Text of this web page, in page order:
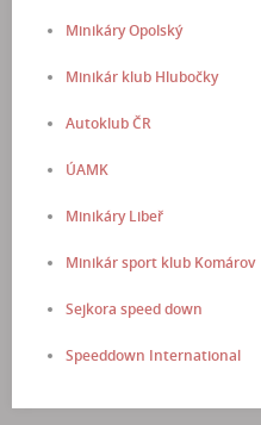
Minikáry Opolský
Minikár klub Hlubočky
Autoklub ČR
ÚAMK
Minikáry Libeř
Minikár sport klub Komárov
Sejkora speed down
Speeddown International